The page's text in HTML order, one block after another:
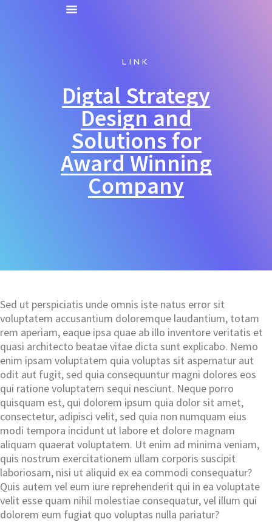
LINK
Digtal Strategy
Design and
Solutions for
Award Winning
Company
Sed ut perspiciatis unde omnis iste natus error sit
voluptatem accusantium doloremque laudantium, totam
rem aperiam, eaque ipsa quae ab illo inventore veritatis et
quasi architecto beatae vitae dicta sunt explicabo. Nemo
enim ipsam voluptatem quia voluptas sit aspernatur aut
odit aut fugit, sed quia consequuntur magni dolores eos
qui ratione voluptatem sequi nesciunt. Neque porro
quisquam est, qui dolorem ipsum quia dolor sit amet,
consectetur, adipisci velit, sed quia non numquam eius
modi tempora incidunt ut labore et dolore magnam
aliquam quaerat voluptatem. Ut enim ad minima veniam,
quis nostrum exercitationem ullam corporis suscipit
laboriosam, nisi ut aliquid ex ea commodi consequatur?
Quis autem vel eum iure reprehenderit qui in ea voluptate
velit esse quam nihil molestiae consequatur, vel illum qui
dolorem eum fugiat quo voluptas nulla pariatur?